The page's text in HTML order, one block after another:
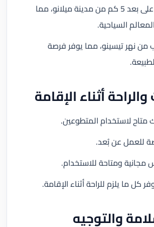
المزرعة تقع على بعد 5 كم من مدينة ميلانو، مما
السياحية.
من نهر تيسينو، مما يوفر فرصة
أثناء الإقامة
لاستخدام المتطوعين.
للعمل عن بُعد.
مجانية ومتاحة للاستخدام.
كل ما يلزم للراحة أثناء الإقامة.
والتوجيه